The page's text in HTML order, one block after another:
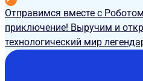
Отправимся вместе с
приключение! Выручим и
технологический мир